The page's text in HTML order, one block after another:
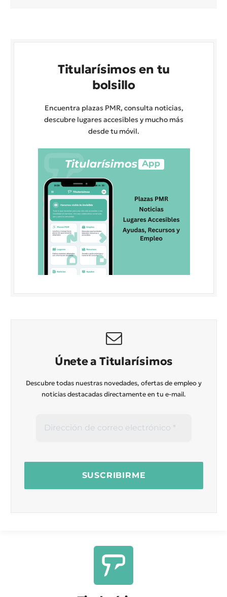
Titularísimos en tu
bolsillo
Encuentra plazas PMR, consulta noticias,
descubre lugares accesibles y mucho más
desde tu móvil.
Únete a Titularísimos
Descubre todas nuestras novedades, ofertas de empleo y
noticias destacadas directamente en tu e-mail.